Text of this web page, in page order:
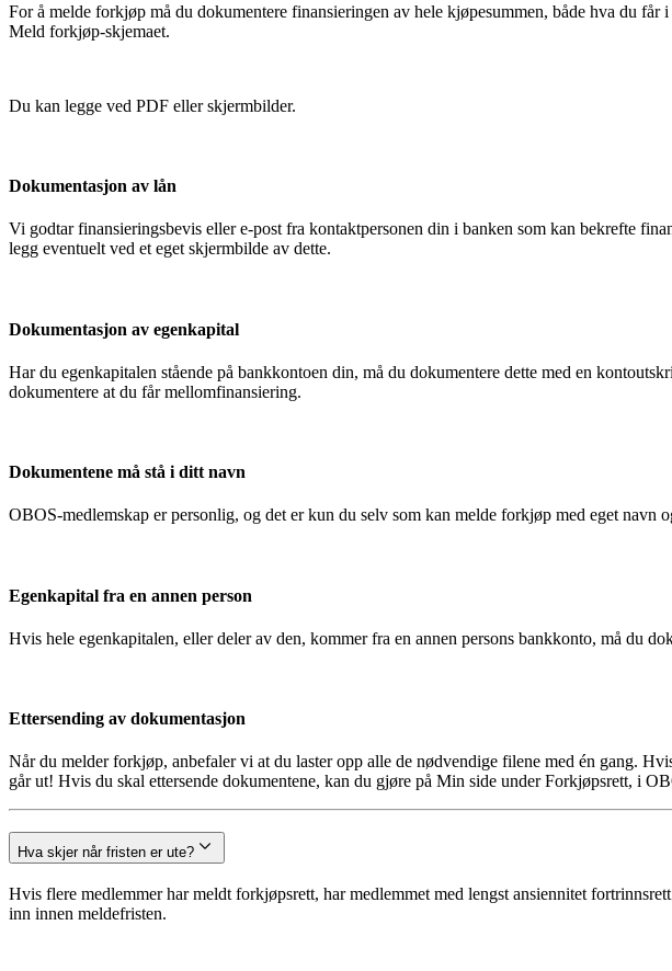
For å melde forkjøp må du dokumentere finansieringen av hele kjøpesummen, både hva du
Meld forkjøp-skjemaet.
Du kan legge ved PDF eller skjermbilder.
Dokumentasjon av lån
Vi godtar finansieringsbevis eller e-post fra kontaktpersonen din i banken som kan bekrefte
legg eventuelt ved et eget skjermbilde av dette.
Dokumentasjon av egenkapital
Har du egenkapitalen stående på bankkontoen din, må du dokumentere dette med en
dokumentere at du får mellomfinansiering.
Dokumentene må stå i ditt navn
OBOS-medlemskap er personlig, og det er kun du selv som kan melde forkjøp med eget navn
Egenkapital fra en annen person
Hvis hele egenkapitalen, eller deler av den, kommer fra en annen persons bankkonto, må du
Ettersending av dokumentasjon
Når du melder forkjøp, anbefaler vi at du laster opp alle de nødvendige filene med én gang.
går ut! Hvis du skal ettersende dokumentene, kan du gjøre på Min side under Forkjøpsrett, i
Hva skjer når fristen er ute?
Hvis flere medlemmer har meldt forkjøpsrett, har medlemmet med lengst ansiennitet
inn innen meldefristen.